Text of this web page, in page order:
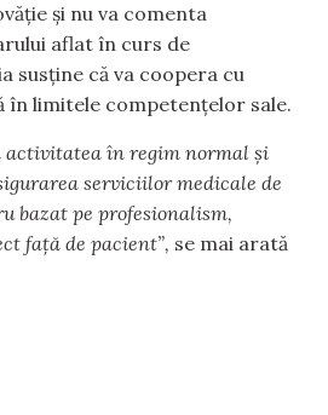
și nu va comenta
aflat în curs de
susține că va coopera cu
în limitele competențelor sale.
activitatea în regim normal și
serviciilor medicale de
bazat pe profesionalism,
față de pacient”, se mai arată